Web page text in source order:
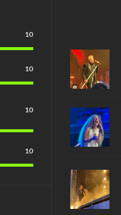
10
10
10
10